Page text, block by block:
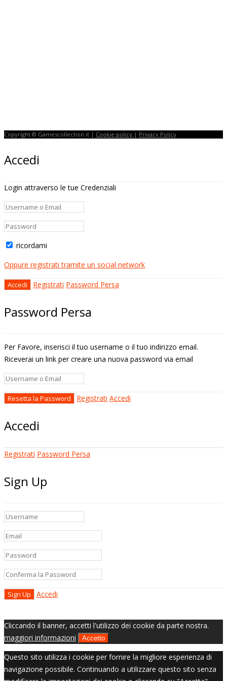
Copyright © Gamescollection.it | Cookie policy | Privacy Policy
Accedi
Login attraverso le tue Credenziali
ricordami
Oppure registrati tramite un social network
Registrati Password Persa
Password Persa
Per Favore, inserisci il tuo username o il tuo indirizzo email.
Riceverai un link per creare una nuova password via email
Registrati Accedi
Accedi
Registrati Password Persa
Sign Up
Accedi
Cliccando il banner, accetti l'utilizzo dei cookie da parte nostra.
maggiori informazioni
Accetto
Questo sito utilizza i cookie per fornire la migliore esperienza di
navigazione possibile. Continuando a utilizzare questo sito senza